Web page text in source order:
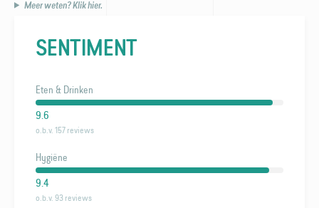
Meer weten? Klik hier.
SENTIMENT
Eten & Drinken
9.6
o.b.v. 157 reviews
Hygiëne
9.4
o.b.v. 93 reviews